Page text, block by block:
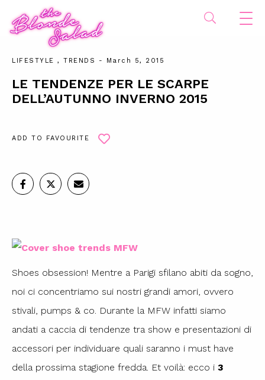
LIFESTYLE , TRENDS - March 5, 2015
LE TENDENZE PER LE SCARPE
DELL’AUTUNNO INVERNO 2015
ADD TO FAVOURITE
Shoes obsession! Mentre a Parigi sfilano abiti da sogno,
noi ci concentriamo sui nostri grandi amori, ovvero
stivali, pumps & co. Durante la MFW infatti siamo
andati a caccia di tendenze tra show e presentazioni di
accessori per individuare quali saranno i must have
della prossima stagione fredda. Et voilà: ecco i 3